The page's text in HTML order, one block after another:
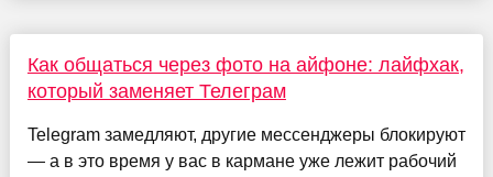
Как общаться через фото на айфоне: лайфхак,
который заменяет Телеграм
Telegram замедляют, другие мессенджеры блокируют
— а в это время у вас в кармане уже лежит рабочий